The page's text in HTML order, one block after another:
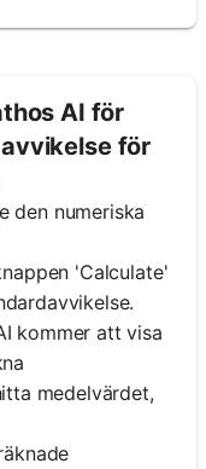
AI för
för
den numeriska
'Calculate'
kommer att visa
medelvärdet,